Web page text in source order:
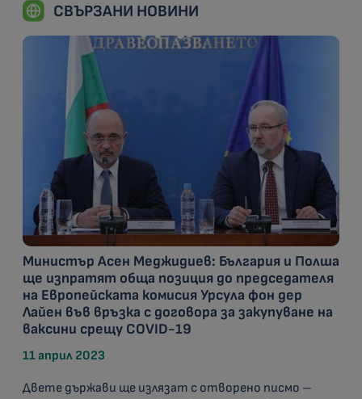
СВЪРЗАНИ НОВИНИ
Министър Асен Меджидиев: България и Полша
ще изпратят обща позиция до председателя
на Европейската комисия Урсула фон дер
Лайен във връзка с договора за закупуване на
ваксини срещу COVID-19
11 април 2023
Двете държави ще излязат с отворено писмо –